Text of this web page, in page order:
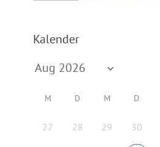
Kalender
M D M D
27 28 29 30